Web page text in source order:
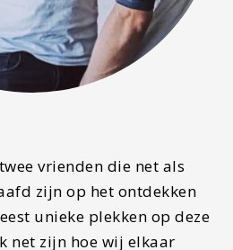
vrienden die net als
zijn op het ontdekken
unieke plekken op deze
net zijn hoe wij elkaar